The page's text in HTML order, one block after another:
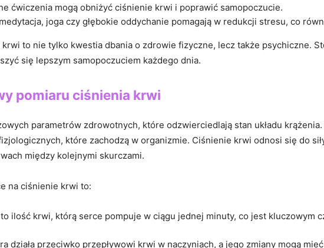
ćwiczenia mogą obniżyć ciśnienie krwi i poprawić samopoczucie.
joga czy głębokie​ oddychanie pomagają w redukcji stresu, co
to nie tylko kwestia dbania o zdrowie fizyczne, lecz także psychiczne.
się‌ lepszym​ samopoczuciem każdego dnia.
pomiaru ⁤ciśnienia krwi
parametrów zdrowotnych, ​które ‍odzwierciedlają stan układu
⁢które zachodzą w organizmie. Ciśnienie krwi odnosi się⁤ do⁣
między kolejnymi skurczami.
na ciśnienie ‌krwi to:
ilość ​krwi, którą serce pompuje w ciągu jednej‍ minuty, co jest kluczowym
działa przeciwko przepływowi krwi w naczyniach, a jego zmiany mogą